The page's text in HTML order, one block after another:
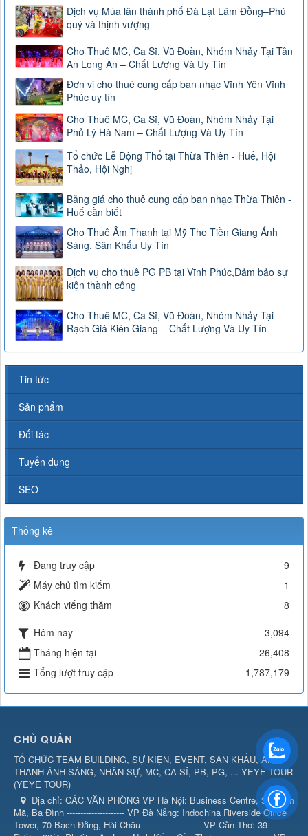
Dịch vụ Múa lân thành phố Đà Lạt Lâm Đồng–Phú
quý và thịnh vượng
Cho Thuê MC, Ca Sĩ, Vũ Đoàn, Nhóm Nhảy Tại Tân
An Long An – Chất Lượng Và Uy Tín
Đơn vị cho thuê cung cấp ban nhạc Vĩnh Yên Vĩnh
Phúc uy tín
Cho Thuê MC, Ca Sĩ, Vũ Đoàn, Nhóm Nhảy Tại
Phủ Lý Hà Nam – Chất Lượng Và Uy Tín
Tổ chức Lễ Động Thổ tại Thừa Thiên - Huế, Hội
Thảo, Hội Nghị
Bảng giá cho thuê cung cấp ban nhạc Thừa Thiên -
Huế cần biết
Cho Thuê Âm Thanh tại Mỹ Tho Tiền Giang Ánh
Sáng, Sân Khấu Uy Tín
Dịch vụ cho thuê PG PB tại Vĩnh Phúc,Đảm bảo sự
kiện thành công
Cho Thuê MC, Ca Sĩ, Vũ Đoàn, Nhóm Nhảy Tại
Rạch Giá Kiên Giang – Chất Lượng Và Uy Tín
Tin tức
Sản phẩm
Đối tác
Tuyển dụng
SEO
Thống kê
Đang truy cập
9
Máy chủ tìm kiếm
1
Khách viếng thăm
8
Hôm nay
3,094
Tháng hiện tại
26,408
Tổng lượt truy cập
1,787,179
CHỦ QUẢN
TỔ CHỨC TEAM BUILDING, SỰ KIỆN, EVENT, SÂN KHẤU, ÂM
THANH ÁNH SÁNG, NHÂN SỰ, MC, CA SĨ, PB, PG, ... YEYE TOUR
(YEYE TOUR)
Địa chỉ: CÁC VĂN PHÒNG VP Hà Nội: Business Centre, 360 Kim
Mã, Ba Đình --------------------- VP Đà Nẵng: Indochina Riverside Office
Tower, 70 Bạch Đằng, Hải Châu --------------------- VP Cần Thơ: 39